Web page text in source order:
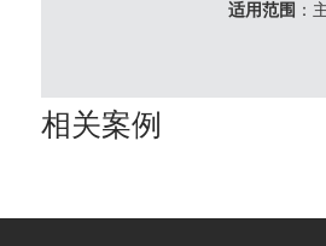
适用范围 ：
相关案例